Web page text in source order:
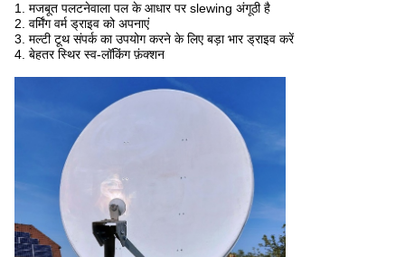
1. मजबूत पलटनेवाला पल के आधार पर slewing अंगूठी है
2. वर्मिंग वर्म ड्राइव को अपनाएं
3. मल्टी टूथ संपर्क का उपयोग करने के लिए बड़ा भार ड्राइव करें
4. बेहतर स्थिर स्व-लॉकिंग फ़ंक्शन